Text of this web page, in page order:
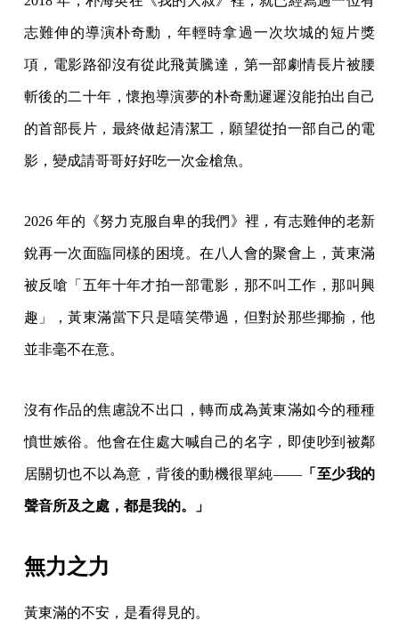
志難伸的導演朴奇勳，年輕時拿過一次坎城的短片獎
項，電影路卻沒有從此飛黃騰達，第一部劇情長片被腰
斬後的二十年，懷抱導演夢的朴奇勳遲遲沒能拍出自己
的首部長片，最終做起清潔工，願望從拍一部自己的電
影，變成請哥哥好好吃一次金槍魚。
2026 年的《努力克服自卑的我們》裡，有志難伸的老新
銳再一次面臨同樣的困境。在八人會的聚會上，黃東滿
被反嗆「五年十年才拍一部電影，那不叫工作，那叫興
趣」，黃東滿當下只是嘻笑帶過，但對於那些揶揄，他
並非毫不在意。
沒有作品的焦慮說不出口，轉而成為黃東滿如今的種種
憤世嫉俗。他會在住處大喊自己的名字，即使吵到被鄰
居關切也不以為意，背後的動機很單純——「至少我的
聲音所及之處，都是我的。」
無力之力
黃東滿的不安，是看得見的。